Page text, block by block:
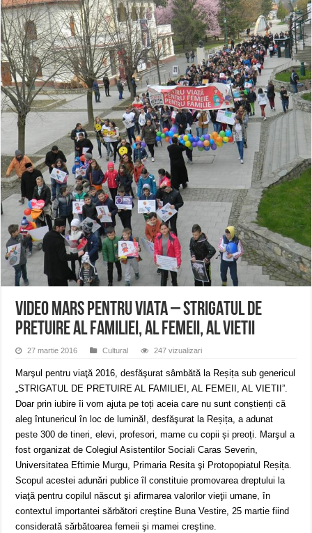
ANUNŢ OPRIRE APĂ în CARANSEBEȘ avarie
ANUNȚ OPRIRE APĂ în Reșița, cartier Țerova – avarie – 04.08.2026
VIDEO MARS PENTRU VIATA – STRIGATUL DE
PRETUIRE AL FAMILIEI, AL FEMEII, AL VIETII
27 martie 2016 Cultural 247 vizualizari
Marşul pentru viaţă 2016, desfăşurat sâmbătă la Reșița sub genericul
„STRIGATUL DE PRETUIRE AL FAMILIEI, AL FEMEII, AL VIETII”.
Doar prin iubire îi vom ajuta pe toți aceia care nu sunt conștienți că
aleg întunericul în loc de lumină!, desfăşurat la Reșița, a adunat
peste 300 de tineri, elevi, profesori, mame cu copii și preoți. Marşul a
fost organizat de Colegiul Asistentilor Sociali Caras Severin,
Universitatea Eftimie Murgu, Primaria Resita şi Protopopiatul Reșița.
Scopul acestei adunări publice îl constituie promovarea dreptului la
viaţă pentru copilul născut şi afirmarea valorilor vieţii umane, în
contextul importantei sărbători creştine Buna Vestire, 25 martie fiind
considerată sărbătoarea femeii şi mamei creştine.